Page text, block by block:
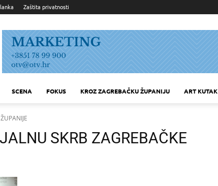
Zaštita privatnosti
SCENA FOKUS KROZ ZAGREBAČKU ŽUPANIJU ART KUTAK
SKRB ZAGREBAČKE